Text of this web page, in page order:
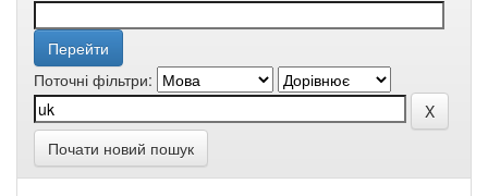
Поточні фільтри:
Почати новий пошук